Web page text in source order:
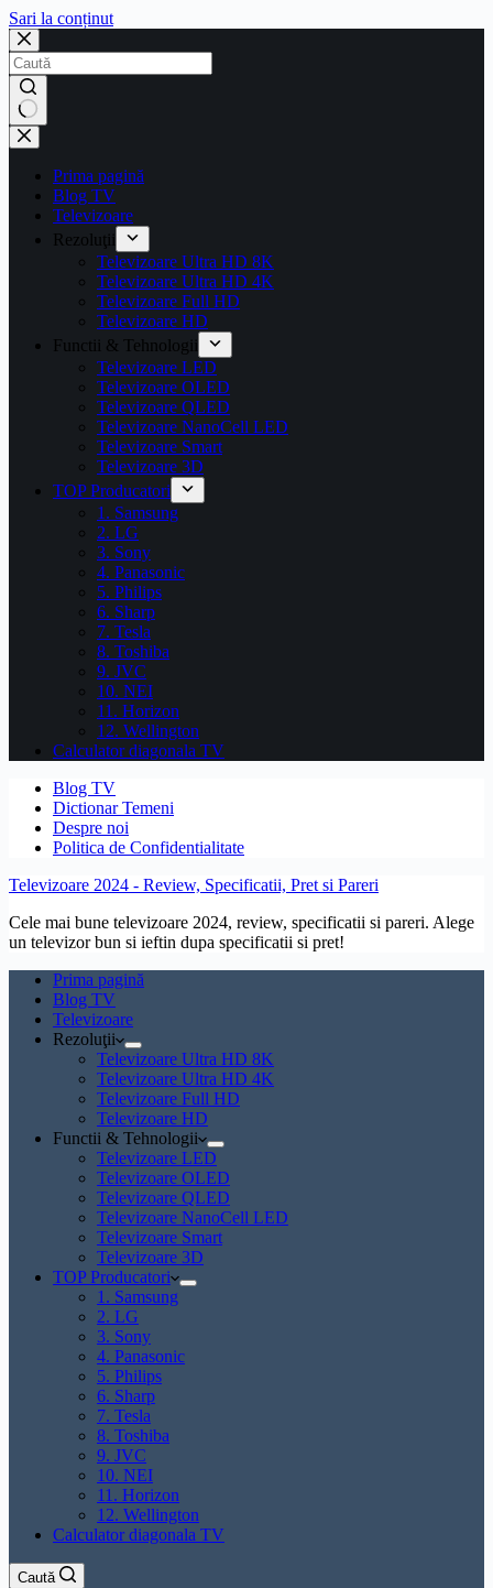
Sari la conținut
Prima pagină
Blog TV
Televizoare
Rezoluţii
Televizoare Ultra HD 8K
Televizoare Ultra HD 4K
Televizoare Full HD
Televizoare HD
Functii & Tehnologii
Televizoare LED
Televizoare OLED
Televizoare QLED
Televizoare NanoCell LED
Televizoare Smart
Televizoare 3D
TOP Producatori
1. Samsung
2. LG
3. Sony
4. Panasonic
5. Philips
6. Sharp
7. Tesla
8. Toshiba
9. JVC
10. NEI
11. Horizon
12. Wellington
Calculator diagonala TV
Blog TV
Dictionar Temeni
Despre noi
Politica de Confidentialitate
Televizoare 2024 - Review, Specificatii, Pret si Pareri
Cele mai bune televizoare 2024, review, specificatii si pareri. Alege
un televizor bun si ieftin dupa specificatii si pret!
Prima pagină
Blog TV
Televizoare
Rezoluţii
Televizoare Ultra HD 8K
Televizoare Ultra HD 4K
Televizoare Full HD
Televizoare HD
Functii & Tehnologii
Televizoare LED
Televizoare OLED
Televizoare QLED
Televizoare NanoCell LED
Televizoare Smart
Televizoare 3D
TOP Producatori
1. Samsung
2. LG
3. Sony
4. Panasonic
5. Philips
6. Sharp
7. Tesla
8. Toshiba
9. JVC
10. NEI
11. Horizon
12. Wellington
Calculator diagonala TV
Caută